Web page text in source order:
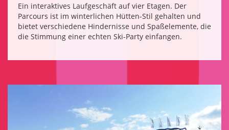
Ein interaktives Laufgeschäft auf vier Etagen. Der
Parcours ist im winterlichen Hütten-Stil gehalten und
bietet verschiedene Hindernisse und Spaßelemente, die
die Stimmung einer echten Ski-Party einfangen.